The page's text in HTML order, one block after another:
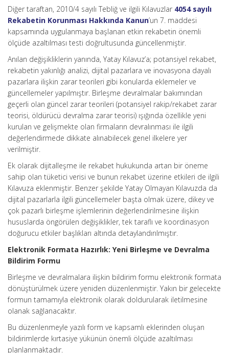
Diğer taraftan, 2010/4 sayılı Tebliğ ve ilgili Kılavuzlar 4054 sayılı
Rekabetin Korunması Hakkında Kanun’un 7. maddesi
kapsamında uygulanmaya başlanan etkin rekabetin önemli
ölçüde azaltılması testi doğrultusunda güncellenmiştir.
Anılan değişikliklerin yanında, Yatay Kılavuz’a; potansiyel rekabet,
rekabetin yakınlığı analizi, dijital pazarlara ve inovasyona dayalı
pazarlara ilişkin zarar teorileri gibi konularda eklemeler ve
güncellemeler yapılmıştır. Birleşme devralmalar bakımından
geçerli olan güncel zarar teorileri (potansiyel rakip/rekabet zarar
teorisi, öldürücü devralma zarar teorisi) ışığında özellikle yeni
kurulan ve gelişmekte olan firmaların devralınması ile ilgili
değerlendirmede dikkate alınabilecek genel ilkelere yer
verilmiştir.
Ek olarak dijitalleşme ile rekabet hukukunda artan bir öneme
sahip olan tüketici verisi ve bunun rekabet üzerine etkileri de ilgili
Kılavuza eklenmiştir. Benzer şekilde Yatay Olmayan Kılavuzda da
dijital pazarlarla ilgili güncellemeler başta olmak üzere, dikey ve
çok pazarlı birleşme işlemlerinin değerlendirilmesine ilişkin
hususlarda öngörülen değişiklikler, tek taraflı ve koordinasyon
doğurucu etkiler başlıkları altında detaylandırılmıştır.
Elektronik Formata Hazırlık: Yeni Birleşme ve Devralma
Bildirim Formu
Birleşme ve devralmalara ilişkin bildirim formu elektronik formata
dönüştürülmek üzere yeniden düzenlenmiştir. Yakın bir gelecekte
formun tamamıyla elektronik olarak doldurularak iletilmesine
olanak sağlanacaktır.
Bu düzenlenmeyle yazılı form ve kapsamlı eklerinden oluşan
bildirimlerde kırtasiye yükünün önemli ölçüde azaltılması
planlanmaktadır.